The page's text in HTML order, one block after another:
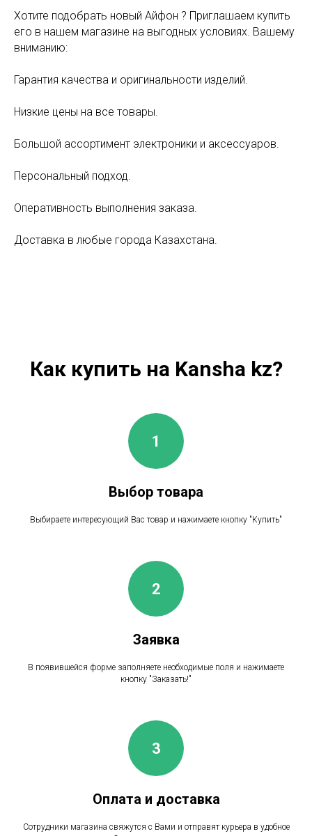
Хотите подобрать новый Айфон ? Приглашаем купить
его в нашем магазине на выгодных условиях. Вашему
вниманию:
Гарантия качества и оригинальности изделий.
Низкие цены на все товары.
Большой ассортимент электроники и аксессуаров.
Персональный подход.
Оперативность выполнения заказа.
Доставка в любые города Казахстана.
Как купить на Kansha kz?
Выбор товара
Выбираете интересующий Вас товар и нажимаете кнопку "Купить"
Заявка
В появившейся форме заполняете необходимые поля и нажимаете
кнопку "Заказать!"
Оплата и доставка
Сотрудники магазина свяжутся с Вами и отправят курьера в удобное